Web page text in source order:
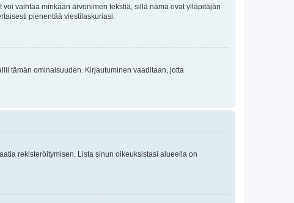
vaihtaa minkään arvonimen tekstiä, sillä nämä ovat ylläpitäjän
pienentää viestilaskuriasi.
tämän ominaisuuden. Kirjautuminen vaaditaan, jotta
rekisteröitymisen. Lista sinun oikeuksistasi alueella on